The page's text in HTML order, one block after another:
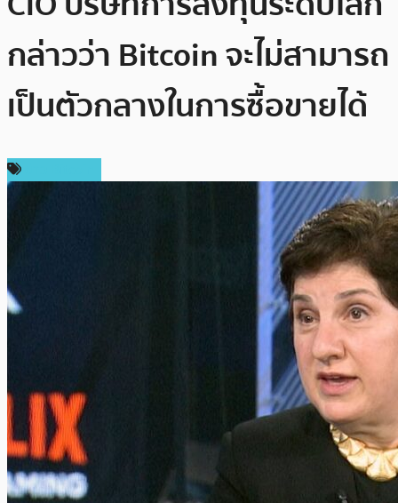
กล่าวว่า Bitcoin จะไม่สามารถ
เป็นตัวกลางในการซื้อขายได้